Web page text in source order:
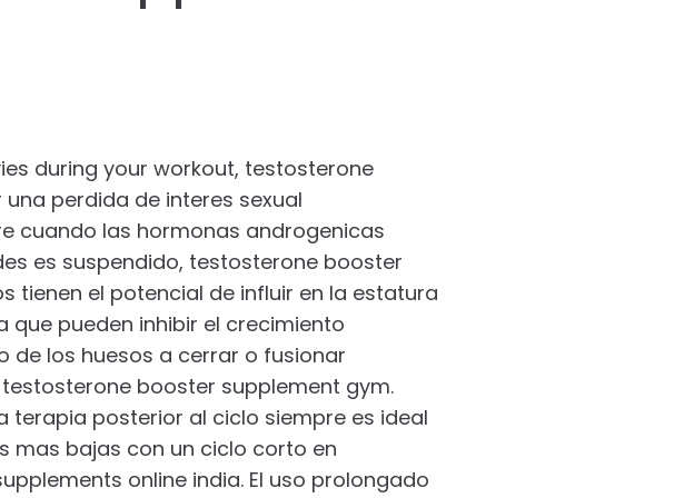
during your workout, testosterone
perdida de interes sexual
cuando las hormonas androgenicas
es suspendido, testosterone booster
tienen el potencial de influir en la estatura
que pueden inhibir el crecimiento
de los huesos a cerrar o fusionar
booster supplement gym.
terapia posterior al ciclo siempre es ideal
mas bajas con un ciclo corto en
online india. El uso prolongado